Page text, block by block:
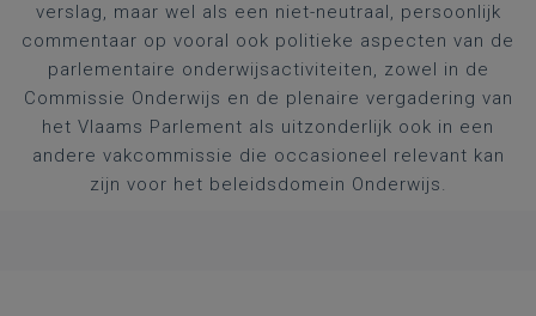
verslag, maar wel als een niet-neutraal, persoonlijk
commentaar op vooral ook politieke aspecten van de
parlementaire onderwijsactiviteiten, zowel in de
Commissie Onderwijs en de plenaire vergadering van
het Vlaams Parlement als uitzonderlijk ook in een
andere vakcommissie die occasioneel relevant kan
zijn voor het beleidsdomein Onderwijs.